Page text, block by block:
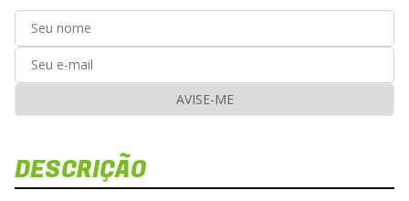
AVISE-ME
DESCRIÇÃO